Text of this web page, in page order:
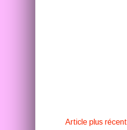
Article plus récent